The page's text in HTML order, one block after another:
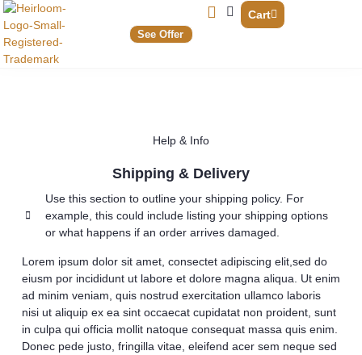
See Offer
Cart
Help & Info
Shipping & Delivery
Use this section to outline your shipping policy. For
example, this could include listing your shipping options
or what happens if an order arrives damaged.
Lorem ipsum dolor sit amet, consectet adipiscing elit,sed do
eiusm por incididunt ut labore et dolore magna aliqua. Ut enim
ad minim veniam, quis nostrud exercitation ullamco laboris
nisi ut aliquip ex ea sint occaecat cupidatat non proident, sunt
in culpa qui officia mollit natoque consequat massa quis enim.
Donec pede justo, fringilla vitae, eleifend acer sem neque sed